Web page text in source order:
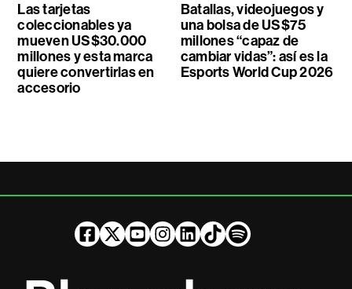
Las tarjetas
coleccionables ya
mueven US$30.000
millones y esta marca
quiere convertirlas en
accesorio
Batallas, videojuegos y
una bolsa de US$75
millones “capaz de
cambiar vidas”: así es la
Esports World Cup 2026